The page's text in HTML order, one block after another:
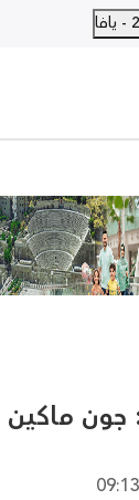
ارسل خبر
جون ماكين